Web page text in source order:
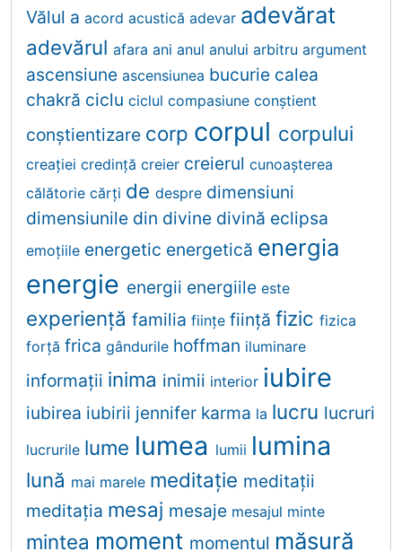
Vălul a acord acustică adevar adevărat
adevărul afara ani anul anului arbitru argument
ascensiune ascensiunea bucurie calea
chakră ciclu ciclul compasiune conştient
conştientizare corp corpul corpului
creației credinţă creier creierul cunoaşterea
călătorie cărţi de despre dimensiuni
dimensiunile din divine divină eclipsa
emoţiile energetic energetică energia
energie energii energiile este
experiență familia fiinţe fiinţă fizic fizica
forță frica gândurile hoffman iluminare
informații inima inimii interior iubire
iubirea iubirii jennifer karma la lucru lucruri
lucrurile lume lumea lumii lumina
lună mai marele meditaţie meditaţii
meditația mesaj mesaje mesajul minte
mintea moment momentul măsură